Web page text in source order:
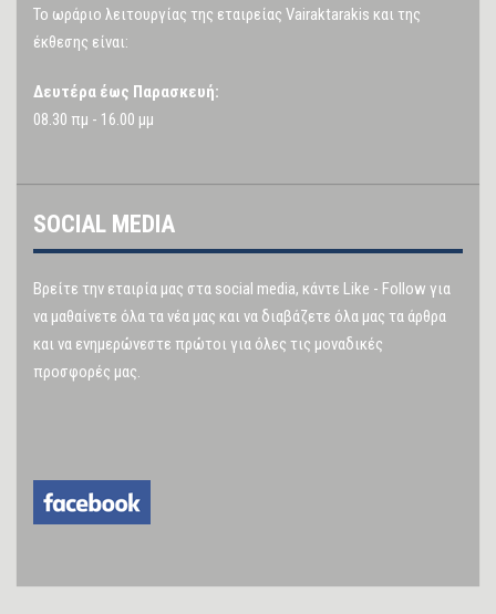
Το ωράριο λειτουργίας της εταιρείας Vairaktarakis και της
έκθεσης είναι:
Δευτέρα έως Παρασκευή:
08.30 πμ - 16.00 μμ
SOCIAL MEDIA
Βρείτε την εταιρία μας στα social media, κάντε Like - Follow για
να μαθαίνετε όλα τα νέα μας και να διαβάζετε όλα μας τα άρθρα
και να ενημερώνεστε πρώτοι για όλες τις μοναδικές
προσφορές μας.